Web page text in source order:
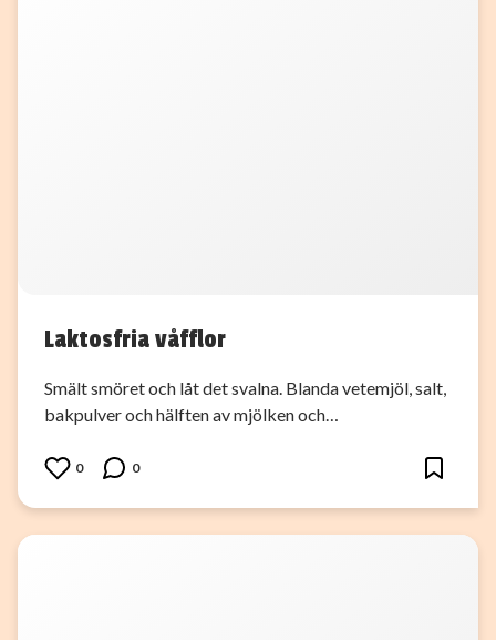
Laktosfria våfflor
Smält smöret och låt det svalna. Blanda vetemjöl, salt,
bakpulver och hälften av mjölken och…
0 0